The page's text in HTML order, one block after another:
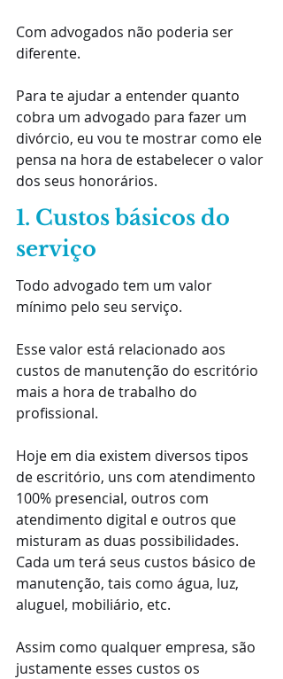
Com advogados não poderia ser
diferente.
Para te ajudar a entender quanto
cobra um advogado para fazer um
divórcio, eu vou te mostrar como ele
pensa na hora de estabelecer o valor
dos seus honorários.
1. Custos básicos do
serviço
Todo advogado tem um valor
mínimo pelo seu serviço.
Esse valor está relacionado aos
custos de manutenção do escritório
mais a hora de trabalho do
profissional.
Hoje em dia existem diversos tipos
de escritório, uns com atendimento
100% presencial, outros com
atendimento digital e outros que
misturam as duas possibilidades.
Cada um terá seus custos básico de
manutenção, tais como água, luz,
aluguel, mobiliário, etc.
Assim como qualquer empresa, são
justamente esses custos os